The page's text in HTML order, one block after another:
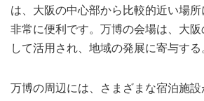
は、大阪の中心部から比較的近い場
非常に便利です。万博の会場は、大
して活用され、地域の発展に寄与する。
万博の周辺には、さまざまな宿泊施設